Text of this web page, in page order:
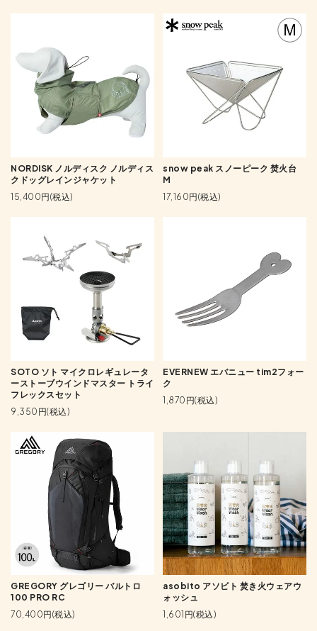
NORDISK ノルディスク ノルディス
クドッグレインジャケット
15,400円(税込)
snow peak スノーピーク 焚火台
M
17,160円(税込)
SOTO ソト マイクロレギュレータ
ーストーブウインドマスター トライ
フレックスセット
9,350円(税込)
EVERNEW エバニュー tim2フォー
ク
1,870円(税込)
GREGORY グレゴリー バルトロ
100 PRO RC
70,400円(税込)
asobito アソビト 焚き火ウェアウ
ォッシュ
1,601円(税込)